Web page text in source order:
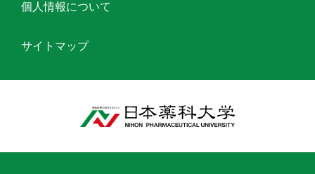
個人情報について
サイトマップ